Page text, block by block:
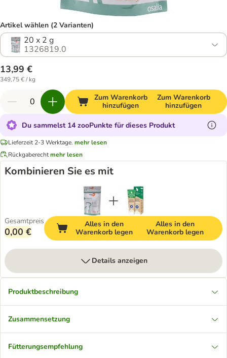
Artikel wählen (2 Varianten)
20 x 2 g
1326819.0
13,99 €
349,75 € / kg
Zum Warenkorb
hinzufügen
Zum Warenkorb
hinzufügen
Du sammelst 14 zooPunkte für dieses Produkt
Lieferzeit 2-3 Werktage. mehr lesen
Rückgaberechtmehr lesen
Kombinieren Sie es mit
Gesamtpreis
0,00 €
Alles in den
Warenkorb legen
Alles in den
Warenkorb legen
Details anzeigen
Produktbeschreibung
Zusammensetzung
Fütterungsempfehlung